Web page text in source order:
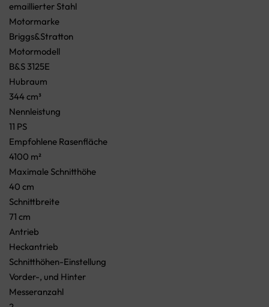
emaillierter Stahl
Motormarke
Briggs&Stratton
Motormodell
B&S 3125E
Hubraum
344 cm³
Nennleistung
11 PS
Empfohlene Rasenfläche
4100 m²
Maximale Schnitthöhe
40 cm
Schnittbreite
71 cm
Antrieb
Heckantrieb
Schnitthöhen-Einstellung
Vorder-, und Hinter
Messeranzahl